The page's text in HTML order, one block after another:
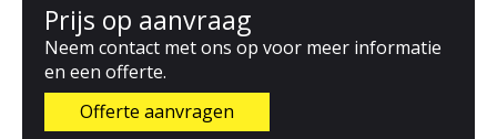
Prijs op aanvraag
Neem contact met ons op voor meer informatie
en een offerte.
Offerte aanvragen